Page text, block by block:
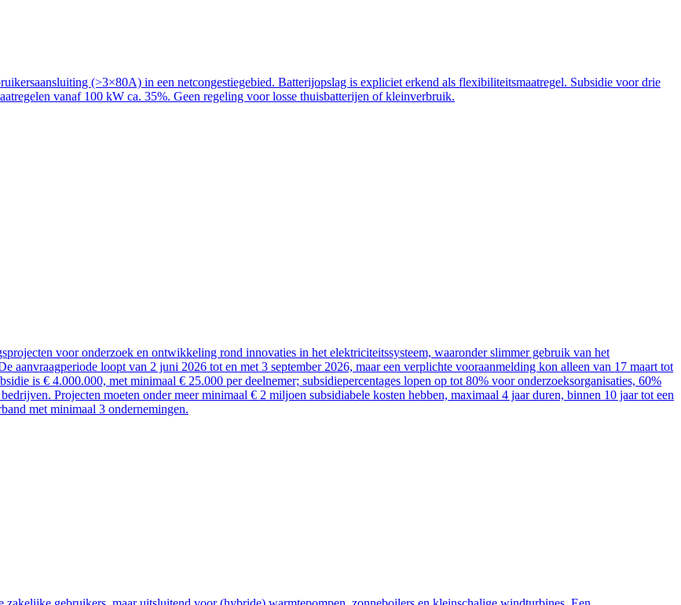
(>3×80A) in een netcongestiegebied. Batterijopslag is expliciet erkend als flexibiliteitsmaatregel. Subsidie voor drie
vanaf 100 kW ca. 35%. Geen regeling voor losse thuisbatterijen of kleinverbruik.
voor onderzoek en ontwikkeling rond innovaties in het elektriciteitssysteem, waaronder slimmer gebruik van het
aanvraagperiode loopt van 2 juni 2026 tot en met 3 september 2026, maar een verplichte vooraanmelding kon alleen van 17 maart tot
is € 4.000.000, met minimaal € 25.000 per deelnemer; subsidiepercentages lopen op tot 80% voor onderzoeksorganisaties, 60%
Projecten moeten onder meer minimaal € 2 miljoen subsidiabele kosten hebben, maximaal 4 jaar duren, binnen 10 jaar tot een
met minimaal 3 ondernemingen.